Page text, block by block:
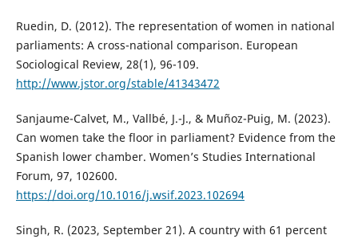
Ruedin, D. (2012). The representation of women in national
parliaments: A cross-national comparison. European
Sociological Review, 28(1), 96-109.
http://www.jstor.org/stable/41343472
Sanjaume-Calvet, M., Vallbé, J.-J., & Muñoz-Puig, M. (2023).
Can women take the floor in parliament? Evidence from the
Spanish lower chamber. Women’s Studies International
Forum, 97, 102600.
https://doi.org/10.1016/j.wsif.2023.102694
Singh, R. (2023, September 21). A country with 61 percent